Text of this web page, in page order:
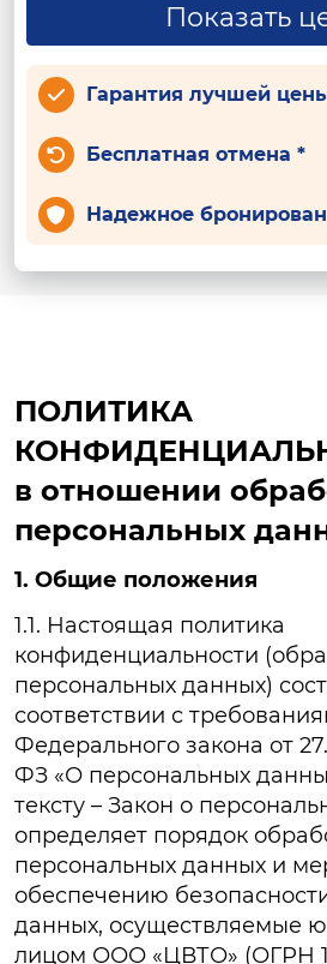
Показать
Гарантия лучшей
Бесплатная отмена *
Надежное
ПОЛИТИКА
в отношении
персональных
1. Общие положения
1.1. Настоящая политика
конфиденциальности
персональных данных)
соответствии с
Федерального закона от
ФЗ «О персональных
тексту – Закон о
определяет порядок
персональных данных и
обеспечению
данных, осуществляемые
лицом ООО «ЦВТО» (ОГРН